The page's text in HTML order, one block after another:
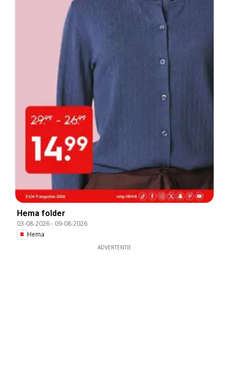
Hema folder
03-08-2026- 09-08-2026
Hema
ADVERTENTIE